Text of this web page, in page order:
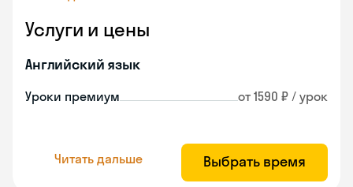
Услуги и цены
Английский язык
Уроки премиум от 1590 ₽ / урок
Читать дальше Выбрать время